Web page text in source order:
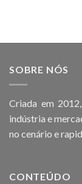
SOBRE NÓS
Criada em
indústria e
no cenário e
CONTEÚDO